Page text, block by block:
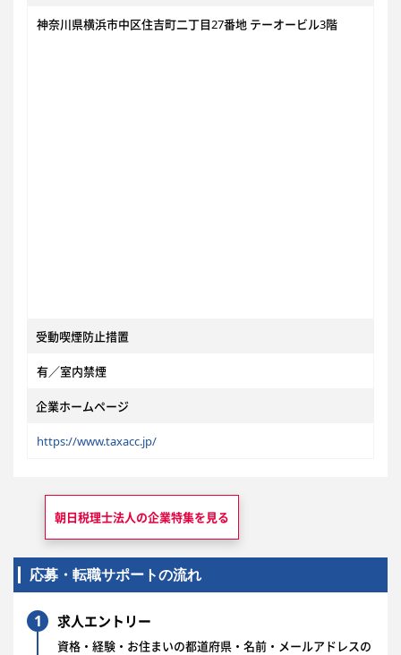
神奈川県横浜市中区住吉町二丁目27番地 テーオービル3階
受動喫煙防止措置
有／室内禁煙
企業ホームページ
https://www.taxacc.jp/
朝日税理士法人の企業特集を見る
応募・転職サポートの流れ
1 求人エントリー
資格・経験・お住まいの都道府県・名前・メールアドレスの